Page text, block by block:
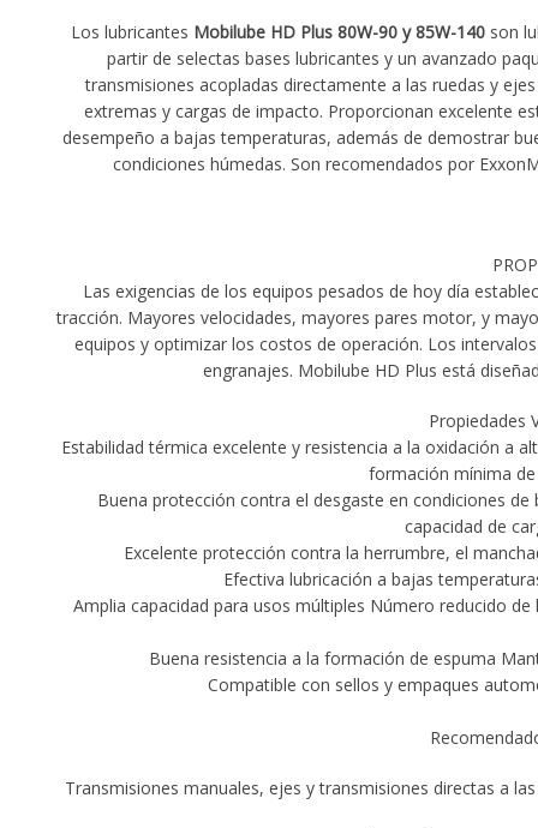
Los lubricantes Mobilube HD Plus 80W-90 y 85W-140 son
partir de selectas bases lubricantes y un avanzado
transmisiones acopladas directamente a las ruedas y
extremas y cargas de impacto. Proporcionan excelente
desempeño a bajas temperaturas, además de demostrar
condiciones húmedas. Son recomendados por
Las exigencias de los equipos pesados de hoy día
tracción. Mayores velocidades, mayores pares motor, y
equipos y optimizar los costos de operación. Los
engranajes. Mobilube HD Plus está
Propiedades
Estabilidad térmica excelente y resistencia a la oxidación a
formación mínima
Buena protección contra el desgaste en condiciones
capacidad de
Excelente protección contra la herrumbre, el
Efectiva lubricación a bajas
Amplia capacidad para usos múltiples Número reducido
Buena resistencia a la formación de espuma
Compatible con sellos y empaques
Transmisiones manuales, ejes y transmisiones directas a